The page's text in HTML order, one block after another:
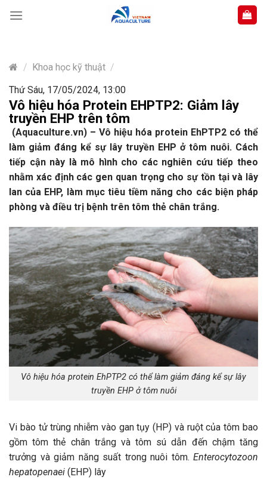
content
/ Khoa học kỹ thuật /
Thứ Sáu, 17/05/2024, 13:00
Vô hiệu hóa Protein EHPTP2: Giảm lây
truyền EHP trên tôm
(Aquaculture.vn) – Vô hiệu hóa protein EhPTP2 có thể
làm giảm đáng kể sự lây truyền EHP ở tôm nuôi. Cách
tiếp cận này là mô hình cho các nghiên cứu tiếp theo
nhằm xác định các gen quan trọng cho sự tồn tại và lây
lan của EHP, làm mục tiêu tiềm năng cho các biện pháp
phòng và điều trị bệnh trên tôm thẻ chân trắng.
Vô hiệu hóa protein EhPTP2 có thể làm giảm đáng kể sự lây
truyền EHP ở tôm nuôi
Vi bào tử trùng nhiễm vào gan tụy (HP) và ruột của tôm bao
gồm tôm thẻ chân trắng và tôm sú dẫn đến chậm tăng
trưởng và giảm năng suất trong nuôi tôm. Enterocytozoon
hepatopenaei (EHP) lây